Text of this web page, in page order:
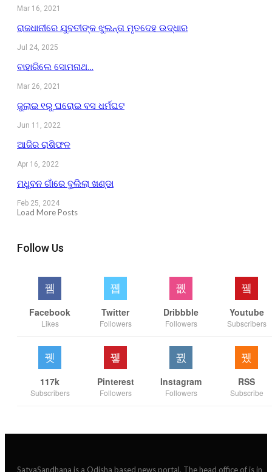
Mar 16, 2021
ରାଜଧାନୀରେ ଯୁବତୀଙ୍କ ଝୁଲନ୍ତା ମୃତଦେହ ଉଦ୍ଧାର
Jul 24, 2025
ବାହାରିଲେ ସୋମନାଥ…
Mar 26, 2021
ଜୁଲାଇ ୧ରୁ ଘରୋଇ ବସ ଧର୍ମଘଟ
Jun 11, 2022
ଆଜିର ରାଶିଫଳ
Apr 16, 2022
ମଧୁବନ ଗାଁରେ ବୁଲିଲା ଖଣ୍ଡା
Feb 25, 2024
Load More Posts
Follow Us
Facebook
Likes
Twitter
Followers
Dribbble
Followers
Youtube
Subscribers
117k
Subscribers
Pinterest
Followers
Instagram
Followers
RSS
Subscribe
SatyaSandhana is a Odisha based news portal. The head office of is in